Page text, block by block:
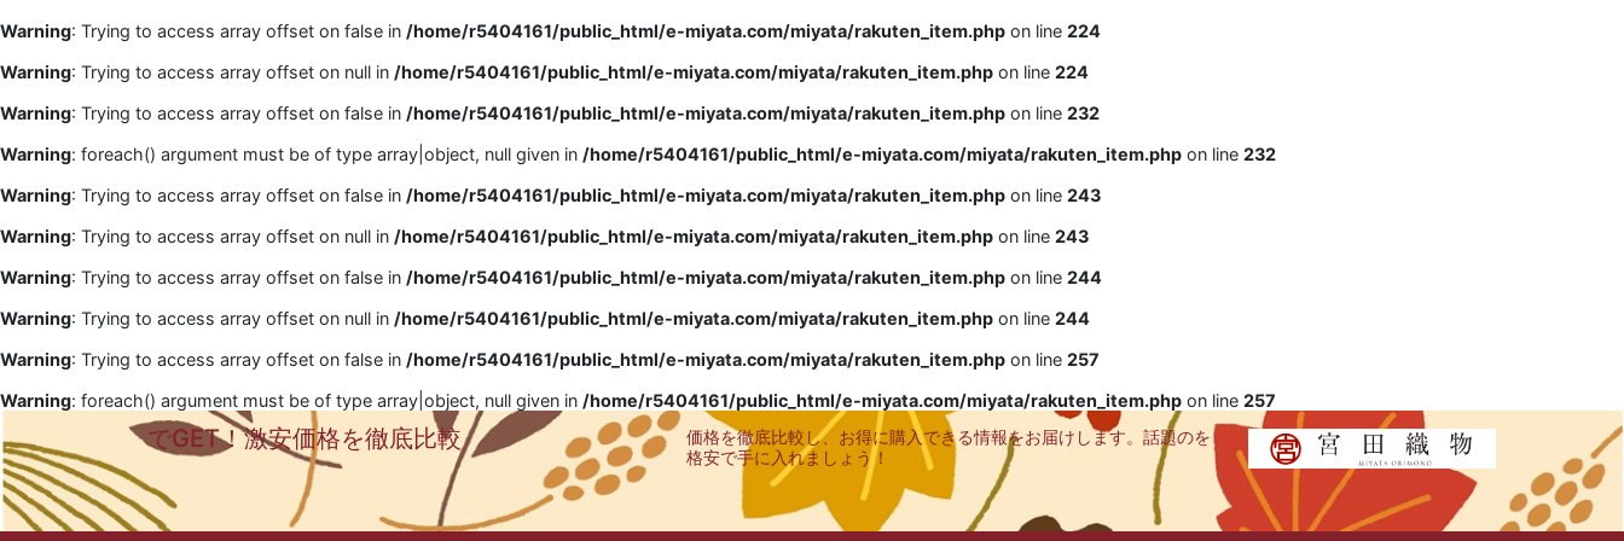
Warning: Trying to access array offset on false in /home/r5404161/public_html/e-miyata.com/miyata/rakuten_item.php on line 224
Warning: Trying to access array offset on null in /home/r5404161/public_html/e-miyata.com/miyata/rakuten_item.php on line 224
Warning: Trying to access array offset on false in /home/r5404161/public_html/e-miyata.com/miyata/rakuten_item.php on line 232
Warning: foreach() argument must be of type array|object, null given in /home/r5404161/public_html/e-miyata.com/miyata/rakuten_item.php on line 232
Warning: Trying to access array offset on false in /home/r5404161/public_html/e-miyata.com/miyata/rakuten_item.php on line 243
Warning: Trying to access array offset on null in /home/r5404161/public_html/e-miyata.com/miyata/rakuten_item.php on line 243
Warning: Trying to access array offset on false in /home/r5404161/public_html/e-miyata.com/miyata/rakuten_item.php on line 244
Warning: Trying to access array offset on null in /home/r5404161/public_html/e-miyata.com/miyata/rakuten_item.php on line 244
Warning: Trying to access array offset on false in /home/r5404161/public_html/e-miyata.com/miyata/rakuten_item.php on line 257
Warning: foreach() argument must be of type array|object, null given in /home/r5404161/public_html/e-miyata.com/miyata/rakuten_item.php on line 257
でGET！激安価格を徹底比較
価格を徹底比較し、お得に購入できる情報をお届けします。話題のを
格安で手に入れましょう！